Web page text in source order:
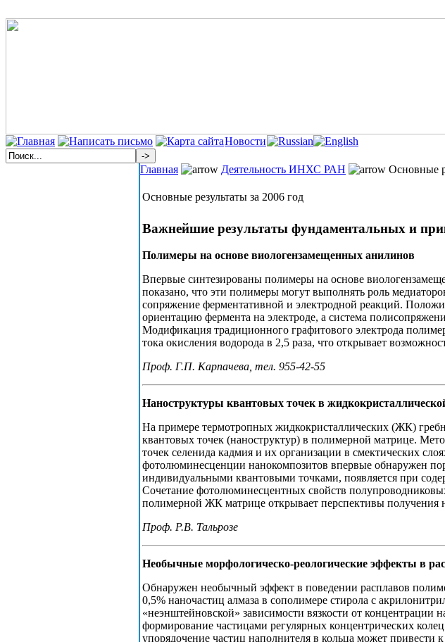
Новости
Главная Деятельность ИНХС РАН Основные
Основные результаты за 2006 год
Важнейшие результаты фундаментальных и
Полимеры на основе виологензамещенных анилинов
Впервые синтезированы полимеры на основе
показано, что эти полимеры могут выполнять роль
сопряжение ферментативной и электродной реакций.
ориентацию фермента на электроде, а система
Модификация традиционного графитового электрода
тока окисления водорода в 2,5 раза, что открывает
Проф. Г.П. Карпачева, тел. 955-42-55
Наноструктуры квантовых точек в
На примере термотропных жидкокристаллических (ЖК)
квантовых точек (наноструктур) в полимерной матрице.
точек селенида кадмия и их организации в смектических
фотолюминесценции нанокомпозитов впервые обнаружен
индивидуальными квантовыми точками, появляется при
Сочетание фотолюминесцентных свойств
полимерной ЖК матрице открывает перспективы получения
Проф. Р.В. Тальрозе
Необычные морфологическо-реологические эффекты в
Обнаружен необычный эффект в поведении расплавов
0,5% наночастиц алмаза в сополимере стирола с
«неэнштейновской» зависимости вязкости от
формирование частицами регулярных концентрических
упорядочение частиц наполнителя в кольца может